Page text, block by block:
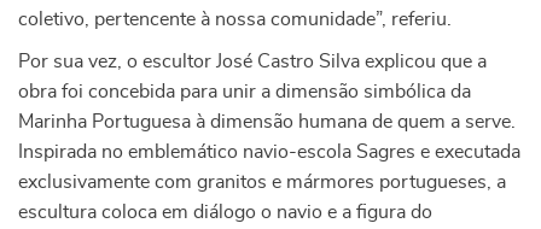
coletivo, pertencente à nossa comunidade”, referiu.
Por sua vez, o escultor José Castro Silva explicou que a
obra foi concebida para unir a dimensão simbólica da
Marinha Portuguesa à dimensão humana de quem a serve.
Inspirada no emblemático navio-escola Sagres e executada
exclusivamente com granitos e mármores portugueses, a
escultura coloca em diálogo o navio e a figura do